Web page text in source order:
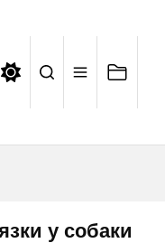
у собаки